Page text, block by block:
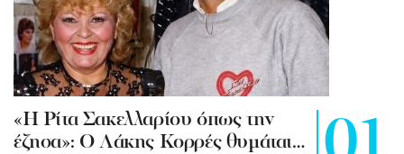
«Η Ρίτα Σακελλαρίου όπως την
έζησα»: Ο Λάκης Κορρές θυμάται…